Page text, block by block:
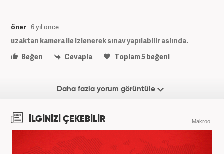
öner 6 yıl önce
uzaktan kamera ile izlenerek sınav yapılabilir aslında.
Beğen
Cevapla Toplam5beğeni
Daha fazla yorum görüntüle
İLGİNİZİ ÇEKEBİLİR Makroo